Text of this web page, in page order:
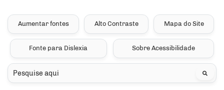
Seção de atalhos e
Ir para o menu [alt+2]
Ir para a busca [alt+3]
Ir para o rodapé [alt+4]
Aumentar fontes Alto Contraste Mapa do Site
Fonte para Dislexia Sobre Acessibilidade
Pesquisar